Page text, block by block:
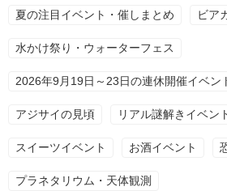
夏の注目イベント・催しまとめ ビア
水かけ祭り・ウォーターフェス
2026年9月19日～23日の連休開催イベン
アジサイの見頃 リアル謎解きイベン
スイーツイベント お酒イベント
プラネタリウム・天体観測